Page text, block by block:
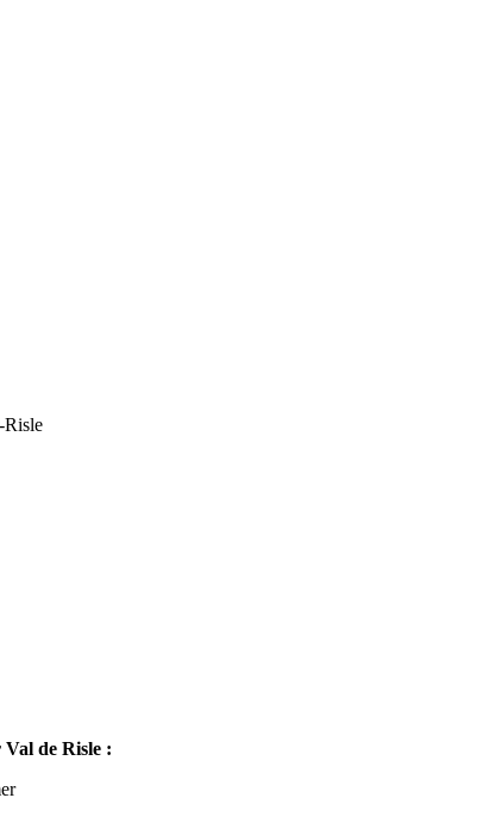
Risle
de Risle :